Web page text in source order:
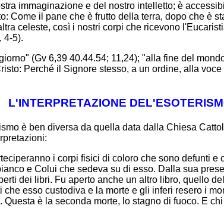
immaginazione e del nostro intelletto; è
Come il pane che è frutto della terra, dopo che è
celeste, così i nostri corpi che ricevono
4-5).
(Gv 6,39 40.44.54; 11,24); "alla fine del
Perché il Signore stesso, a un ordine, alla
L'INTERPRETAZIONE
è ben diversa da quella data dalla Chiesa
i corpi fisici di coloro che sono defunti
e Colui che sedeva su di esso. Dalla sua
dei libri. Fu aperto anche un altro libro, quello
esso custodiva e la morte e gli inferi resero i
è la seconda morte, lo stagno di fuoco. E